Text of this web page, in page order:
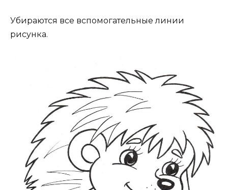
Убираются все вспомогательные линии
рисунка.